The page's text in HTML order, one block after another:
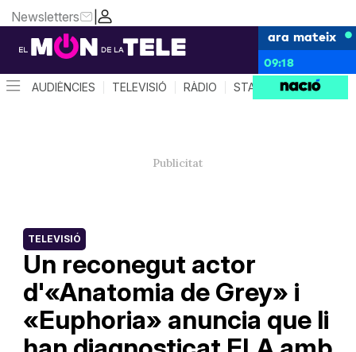
|
Newsletters
ara mateix
09:18
AUDIÈNCIES TELEVISIÓ RÀDIO STAR SYSTEM
Un reconegut actor
d'«Anatomia de Grey» i
«Euphoria» anuncia que li
TELEVISIÓ